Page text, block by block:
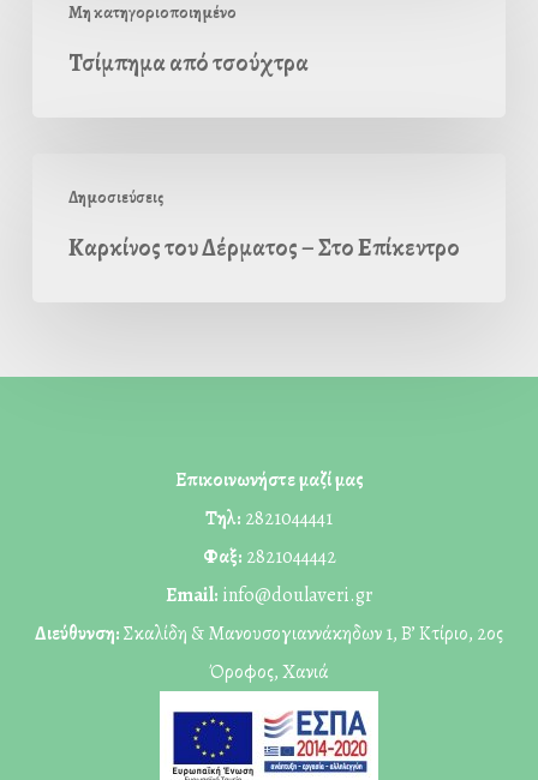
Μη κατηγοριοποιημένο
τσούχτρα
Τσίµπηµα από τσούχτρα
Δημοσιεύσεις
Δέρματος
Καρκίνος του Δέρματος – Στο Επίκεντρο
Επικοινωνήστε μαζί μας
Τηλ: 2821044441
Φαξ: 2821044442
Email: info@doulaveri.gr
Διεύθυνση:Σκαλίδη & Μανουσογιαννάκηδων 1, Β’ Κτίριο, 2ος
Όροφος, Χανιά